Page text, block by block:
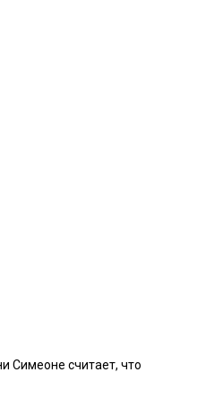
Симеоне считает, что